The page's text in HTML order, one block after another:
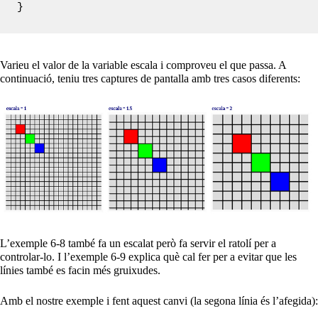
}
Varieu el valor de la variable escala i comproveu el que passa. A
continuació, teniu tres captures de pantalla amb tres casos diferents:
L’exemple 6-8 també fa un escalat però fa servir el ratolí per a
controlar-lo. I l’exemple 6-9 explica què cal fer per a evitar que les
línies també es facin més gruixudes.
Amb el nostre exemple i fent aquest canvi (la segona línia és l’afegida):